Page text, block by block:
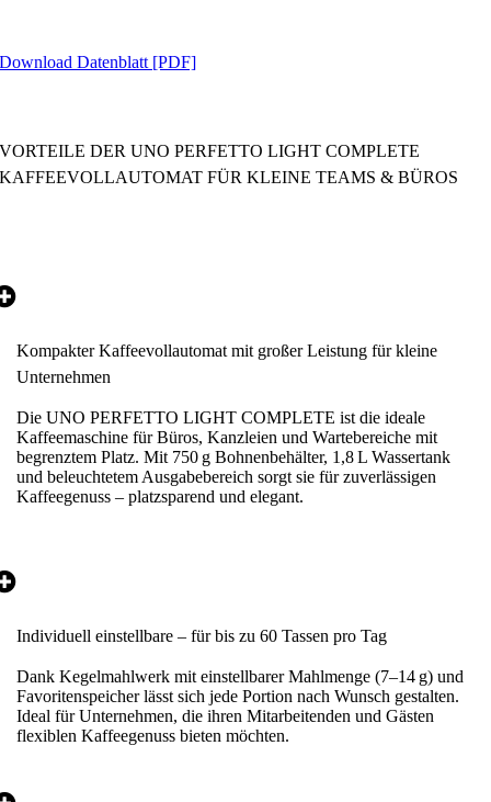
Download Datenblatt [PDF]
VORTEILE DER UNO PERFETTO LIGHT COMPLETE
KAFFEEVOLLAUTOMAT FÜR KLEINE TEAMS & BÜROS
Kompakter Kaffeevollautomat mit großer Leistung für kleine
Unternehmen
Die UNO PERFETTO LIGHT COMPLETE ist die ideale
Kaffeemaschine für Büros, Kanzleien und Wartebereiche mit
begrenztem Platz. Mit 750 g Bohnenbehälter, 1,8 L Wassertank
und beleuchtetem Ausgabebereich sorgt sie für zuverlässigen
Kaffeegenuss – platzsparend und elegant.
Individuell einstellbare – für bis zu 60 Tassen pro Tag
Dank Kegelmahlwerk mit einstellbarer Mahlmenge (7–14 g) und
Favoritenspeicher lässt sich jede Portion nach Wunsch gestalten.
Ideal für Unternehmen, die ihren Mitarbeitenden und Gästen
flexiblen Kaffeegenuss bieten möchten.